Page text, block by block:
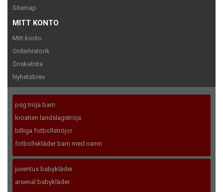
Sitemap
MITT KONTO
Mitt konto
Orderhistorik
Önskelista
Nyhetsbrev
psg tröja barn
kroatien landslagströja
billiga fotbollströjor
fotbollskläder barn med namn
juventus babykläder
arsenal babykläder